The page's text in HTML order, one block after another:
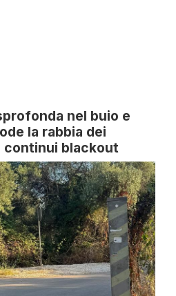
nel buio e
la rabbia dei
blackout